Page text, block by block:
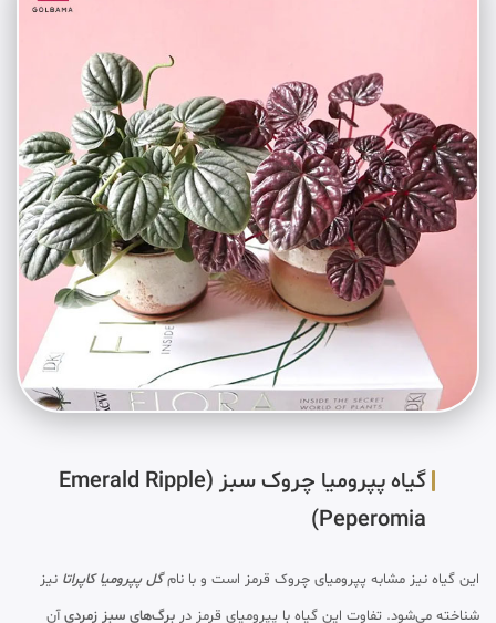
گیاه پپرومیا چروک سبز (Emerald Ripple
Peperomia)
این گیاه نیز مشابه پپرومیای چروک قرمز است و با نامگل پپرومیا کاپراتا نیز
شناخته می‌شود. تفاوت این گیاه با پپرومیای قرمز در برگ‌های سبز زمردیآن